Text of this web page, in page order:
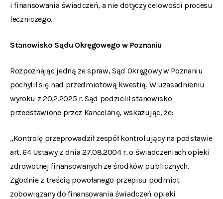
i finansowania świadczeń, a nie dotyczy celowości procesu
leczniczego.
Stanowisko Sądu Okręgowego w Poznaniu
Rozpoznając jedną ze spraw, Sąd Okręgowy w Poznaniu
pochylił się nad przedmiotową kwestią. W uzasadnieniu
wyroku z 20.2.2025 r. Sąd podzielił stanowisko
przedstawione przez Kancelarię, wskazując, że:
„Kontrolę przeprowadził zespół kontrolujący na podstawie
art. 64 Ustawy z dnia 27.08.2004 r. o świadczeniach opieki
zdrowotnej finansowanych ze środków publicznych.
Zgodnie z treścią powołanego przepisu podmiot
zobowiązany do finansowania świadczeń opieki